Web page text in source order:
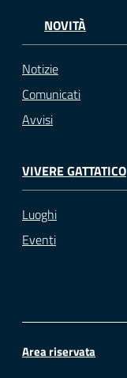
NOVITÀ
Notizie
Comunicati
Avvisi
VIVERE GATTATICO
Luoghi
Eventi
Area riservata